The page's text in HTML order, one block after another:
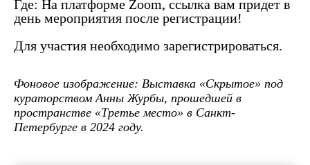
Где: На платформе Zoom, ссылка вам придет в
день мероприятия после регистрации!
Для участия необходимо зарегистрироваться.
Фоновое изображение: Выставка «Скрытое» под
кураторством Анны Журбы, прошедшей в
пространстве «Третье место» в Санкт-
Петербурге в 2024 году.